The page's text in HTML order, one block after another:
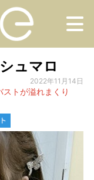
ュマロ
2022年11月14日
ストが溢れまくり